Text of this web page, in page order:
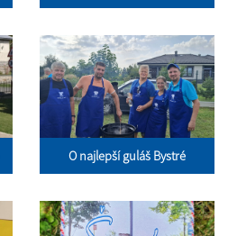
O najlepší guláš Bystré